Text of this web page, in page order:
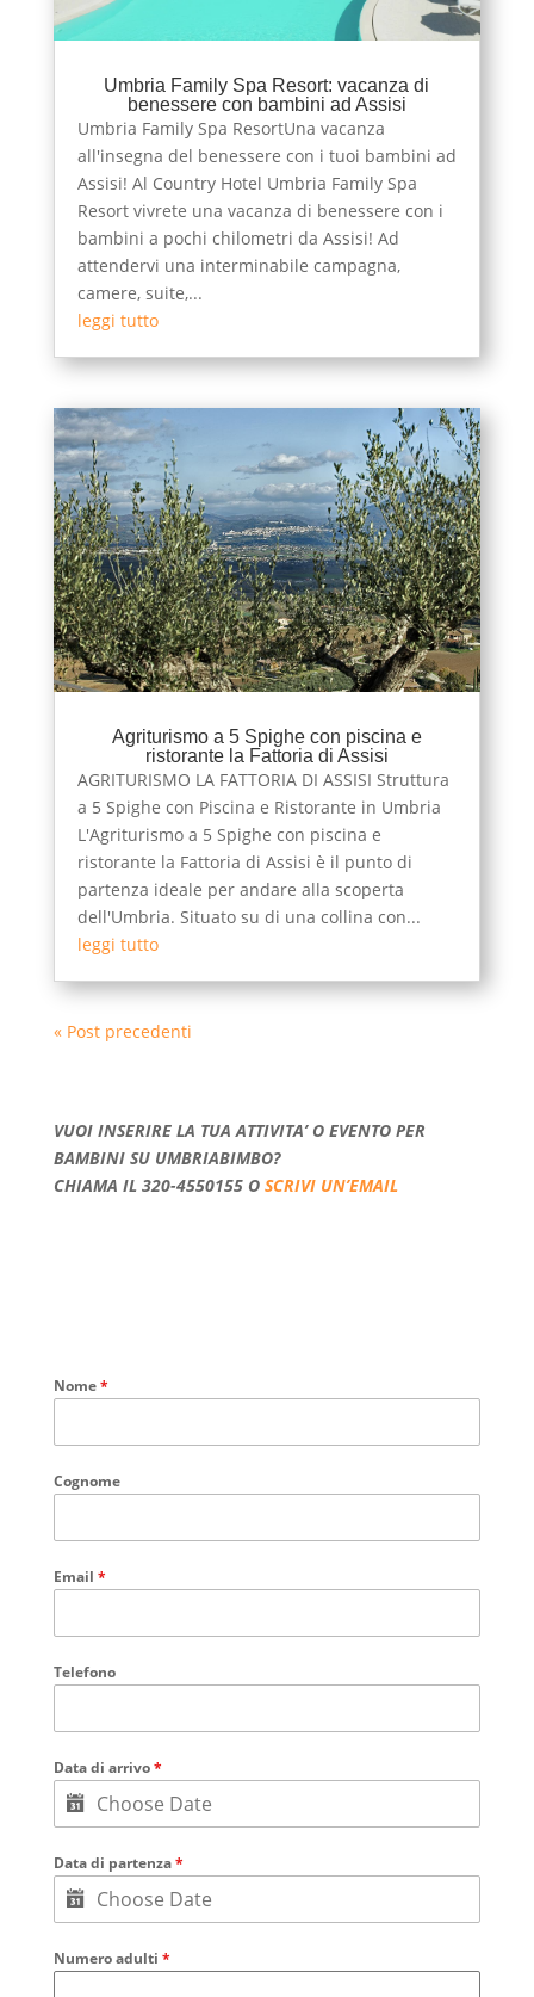
Umbria Family Spa Resort: vacanza di
benessere con bambini ad Assisi
Umbria Family Spa ResortUna vacanza
all'insegna del benessere con i tuoi bambini ad
Assisi! Al Country Hotel Umbria Family Spa
Resort vivrete una vacanza di benessere con i
bambini a pochi chilometri da Assisi! Ad
attendervi una interminabile campagna,
camere, suite,...
leggi tutto
Agriturismo a 5 Spighe con piscina e
ristorante la Fattoria di Assisi
AGRITURISMO LA FATTORIA DI ASSISI Struttura
a 5 Spighe con Piscina e Ristorante in Umbria
L'Agriturismo a 5 Spighe con piscina e
ristorante la Fattoria di Assisi è il punto di
partenza ideale per andare alla scoperta
dell'Umbria. Situato su di una collina con...
leggi tutto
« Post precedenti
VUOI INSERIRE LA TUA ATTIVITA’ O EVENTO PER
BAMBINI SU UMBRIABIMBO?
CHIAMA IL 320-4550155 O SCRIVI UN’EMAIL
Nome*
Cognome
Email *
Telefono
Data di arrivo*
Data di partenza*
Numero adulti *